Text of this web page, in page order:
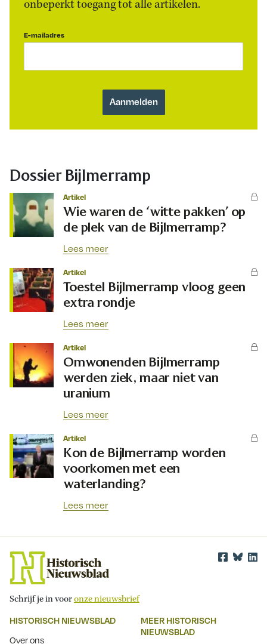
onbeperkt toegang tot alle artikelen.
E-mailadres
Dossier Bijlmerramp
Artikel
Wie waren de ‘witte pakken’ op
de plek van de Bijlmerramp?
Lees meer
Artikel
Toestel Bijlmerramp vloog geen
extra rondje
Lees meer
Artikel
Omwonenden Bijlmerramp
werden ziek, maar niet van
uranium
Lees meer
Artikel
Kon de Bijlmerramp worden
voorkomen met een
waterlanding?
Lees meer
Schrijf je in vooronze nieuwsbrief
HISTORISCH NIEUWSBLAD
Over ons
MEER HISTORISCH
NIEUWSBLAD